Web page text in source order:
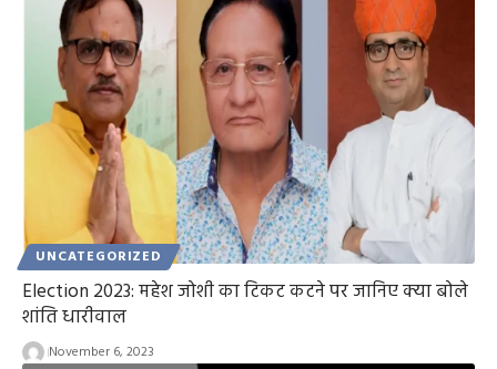
UNCATEGORIZED
Election 2023: महेश जोशी का टिकट कटने पर जानिए क्या बोले
शांति धारीवाल
November 6, 2023